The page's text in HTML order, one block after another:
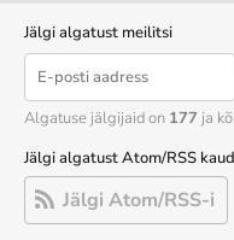
Jälgi algatust meilitsi
Algatuse jälgijaid on 177 ja
Jälgi algatust Atom/RSS
Jälgi Atom/RSS-i